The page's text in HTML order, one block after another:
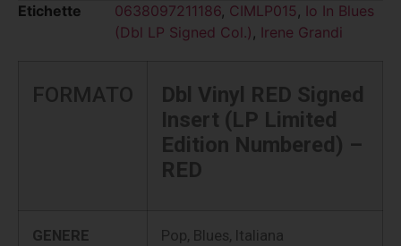
Etichette
0638097211186, CIMLP015, Io In Blues
(Dbl LP Signed Col.) , Irene Grandi
FORMATO
Dbl Vinyl RED Signed
Insert (LP Limited
Edition Numbered) –
RED
GENERE Pop, Blues, Italiana